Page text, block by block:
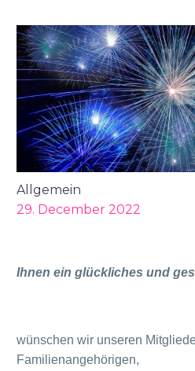
Allgemein
29. December 2022
Ihnen ein glückliches und
wünschen wir unseren
Familienangehörigen,